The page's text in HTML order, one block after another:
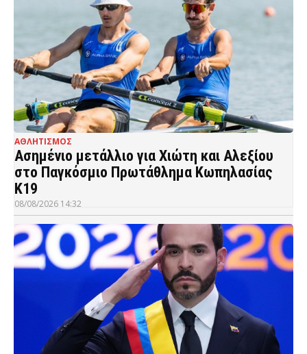
ΑΘΛΗΤΙΣΜΟΣ
Ασημένιο μετάλλιο για Χιώτη και Αλεξίου
στο Παγκόσμιο Πρωτάθλημα Κωπηλασίας
Κ19
08/08/2026 14:32